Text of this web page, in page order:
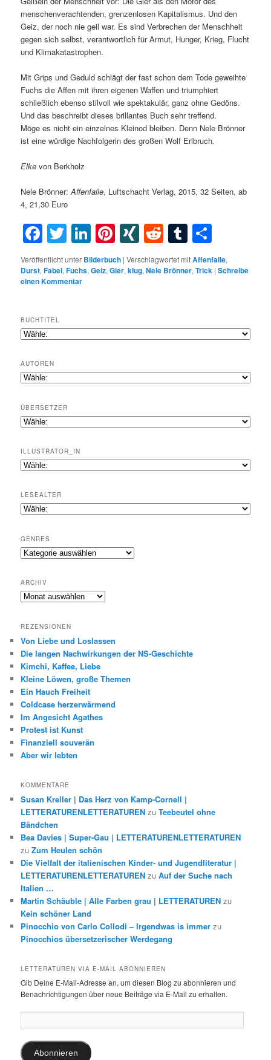
menschenverachtenden, grenzenlosen Kapitalismus. Und den
Geiz, der noch nie geil war. Es sind Verbrechen der Menschheit
gegen sich selbst, verantwortlich für Armut, Hunger, Krieg, Flucht
und Klimakatastrophen.
Mit Grips und Geduld schlägt der fast schon dem Tode geweihte
Fuchs die Affen mit ihren eigenen Waffen und triumphiert
schließlich ebenso stilvoll wie spektakulär, ganz ohne Gedöns.
Und das beschreibt dieses brillantes Buch sehr treffend.
Möge es nicht ein einzelnes Kleinod bleiben. Denn Nele Brönner
ist eine würdige Nachfolgerin des großen Wolf Erlbruch.
Elke von Berkholz
Nele Brönner:Affenfalle, Luftschacht Verlag, 2015, 32 Seiten, ab
4, 21,30 Euro
Facebook
Twitter
LinkedIn
Pinterest
XINGRedditTumblr
Veröffentlicht unter Bilderbuch |Verschlagwortet mitAffenfalle,
Durst,Fabel,Fuchs,Geiz,Gier,klug,Nele Brönner,Trick |Schreibe
einen Kommentar
BUCHTITEL
AUTOREN
ÜBERSETZER
ILLUSTRATOR_IN
LESEALTER
GENRES
Genres
ARCHIV
Archiv
REZENSIONEN
Von Liebe und Loslassen
Die langen Nachwirkungen der NS-Geschichte
Kimchi, Kaffee, Liebe
Kleine Löwen, große Themen
Ein Hauch Freiheit
Coldcase herzerwärmend
Im Angesicht Agathes
Protest ist Kunst
Finanziell souverän
Aber wir lebten
KOMMENTARE
Susan Kreller | Das Herz von Kamp-Cornell |
LETTERATURENLETTERATUREN zuTeebeutel ohne
Bändchen
Bea Davies | Super-Gau | LETTERATURENLETTERATUREN
zuZum Heulen schön
Die Vielfalt der italienischen Kinder- und Jugendliteratur |
LETTERATURENLETTERATUREN zuAuf der Suche nach
Italien …
Martin Schäuble | Alle Farben grau | LETTERATUREN zu
Kein schöner Land
Pinocchio von Carlo Collodi – Irgendwas is immer zu
Pinocchios übersetzerischer Werdegang
LETTERATUREN VIA E-MAIL ABONNIEREN
Gib Deine E-Mail-Adresse an, um diesen Blog zu abonnieren und
Benachrichtigungen über neue Beiträge via E-Mail zu erhalten.
Mail-
Adresse:
Abonnieren